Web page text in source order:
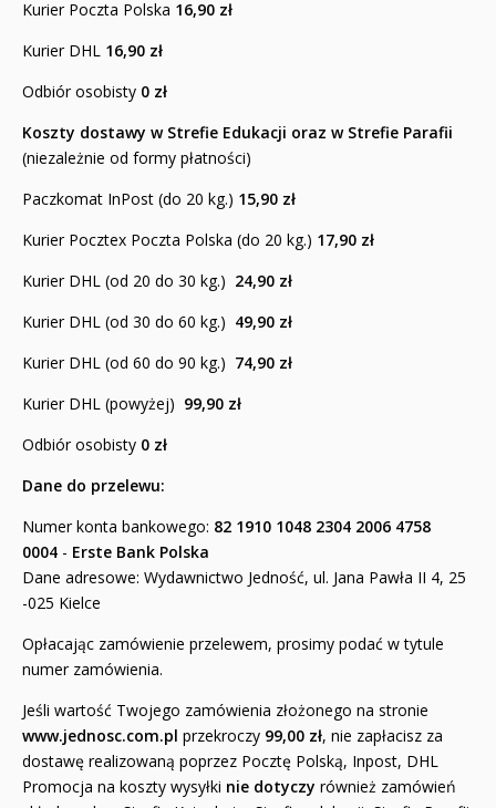
Kurier Poczta Polska 16,90 zł
Kurier DHL 16,90 zł
Odbiór osobisty 0 zł
Koszty dostawy w Strefie Edukacji oraz w Strefie Parafii
(niezależnie od formy płatności)
Paczkomat InPost (do 20 kg.) 15,90 zł
Kurier Pocztex Poczta Polska (do 20 kg.) 17,90 zł
Kurier DHL (od 20 do 30 kg.) 24,90 zł
Kurier DHL (od 30 do 60 kg.) 49,90 zł
Kurier DHL (od 60 do 90 kg.) 74,90 zł
Kurier DHL (powyżej) 99,90 zł
Odbiór osobisty 0 zł
Dane do przelewu:
Numer konta bankowego: 82 1910 1048 2304 2006 4758
0004 - Erste Bank Polska
Dane adresowe: Wydawnictwo Jedność, ul. Jana Pawła II 4, 25
-025 Kielce
Opłacając zamówienie przelewem, prosimy podać w tytule
numer zamówienia.
Jeśli wartość Twojego zamówienia złożonego na stronie
www.jednosc.com.pl przekroczy 99,00 zł, nie zapłacisz za
dostawę realizowaną poprzez Pocztę Polską, Inpost, DHL
Promocja na koszty wysyłki nie dotyczy również zamówień